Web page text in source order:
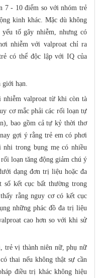
7 - 10 điểm so với nhóm trẻ
kinh khác. Mặc dù không
tố gây nhiễm, nhưng có
nhiễm với valproat chỉ ra
có thể độc lập với IQ của
hạn.
valproat từ khi còn tà
cơ mắc phải các rối loạn tự
bao gồm cả tự kỷ thời thơ
gợi ý rằng trẻ em có phơi
trong bụng mẹ có nhiều
loạn tăng động giảm chú ý
dạng đơn trị liệu hoặc đa
kết cục bất thường trong
rằng nguy cơ có kết cục
những phác đồ đa trị liệu
cao hơn so với khi sử
trẻ vị thành niên nữ, phụ nữ
thai nếu không thật sự cần
điều trị khác không hiệu